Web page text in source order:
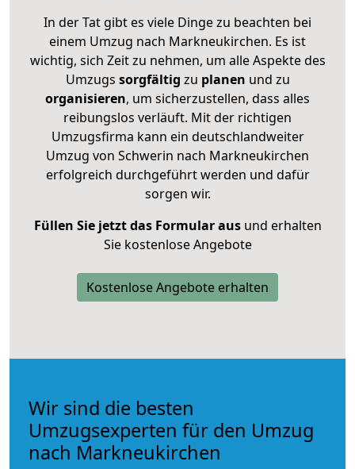
In der Tat gibt es viele Dinge zu beachten bei
einem Umzug nach Markneukirchen. Es ist
wichtig, sich Zeit zu nehmen, um alle Aspekte des
Umzugs sorgfältig zu planen und zu
organisieren, um sicherzustellen, dass alles
reibungslos verläuft. Mit der richtigen
Umzugsfirma kann ein deutschlandweiter
Umzug von Schwerin nach Markneukirchen
erfolgreich durchgeführt werden und dafür
sorgen wir.
Füllen Sie jetzt das Formular ausund erhalten
Sie kostenlose Angebote
Kostenlose Angebote erhalten
Wir sind die besten
Umzugsexperten für den Umzug
nach Markneukirchen